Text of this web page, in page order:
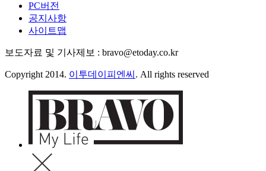
PC버전
공지사항
사이트맵
보도자료 및 기사제보 : bravo@etoday.co.kr
Copyright 2014. 이투데이피엔씨 . All rights reserved